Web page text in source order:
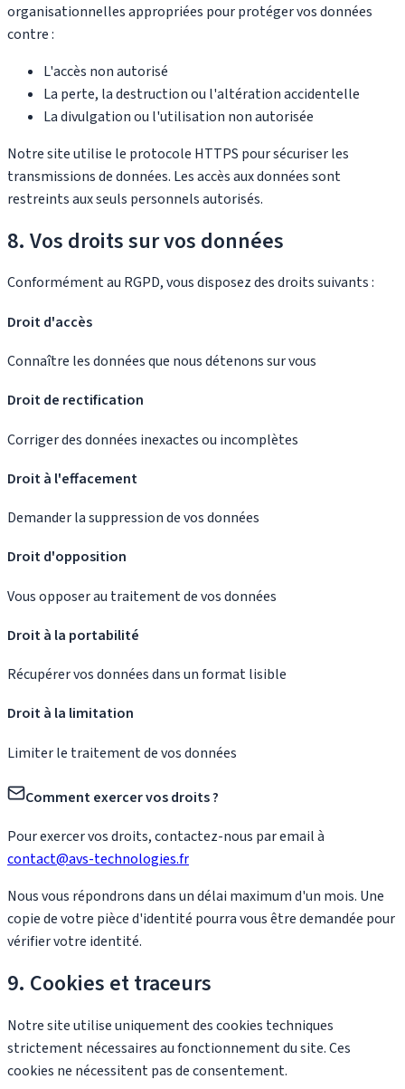
organisationnelles appropriées pour protéger vos données
contre :
L'accès non autorisé
La perte, la destruction ou l'altération accidentelle
La divulgation ou l'utilisation non autorisée
Notre site utilise le protocole HTTPS pour sécuriser les
transmissions de données. Les accès aux données sont
restreints aux seuls personnels autorisés.
8. Vos droits sur vos données
Conformément au RGPD, vous disposez des droits suivants :
Droit d'accès
Connaître les données que nous détenons sur vous
Droit de rectification
Corriger des données inexactes ou incomplètes
Droit à l'effacement
Demander la suppression de vos données
Droit d'opposition
Vous opposer au traitement de vos données
Droit à la portabilité
Récupérer vos données dans un format lisible
Droit à la limitation
Limiter le traitement de vos données
Comment exercer vos droits ?
Pour exercer vos droits, contactez-nous par email à
contact@avs-technologies.fr
Nous vous répondrons dans un délai maximum d'un mois. Une
copie de votre pièce d'identité pourra vous être demandée pour
vérifier votre identité.
9. Cookies et traceurs
Notre site utilise uniquement des cookies techniques
strictement nécessaires au fonctionnement du site. Ces
cookies ne nécessitent pas de consentement.